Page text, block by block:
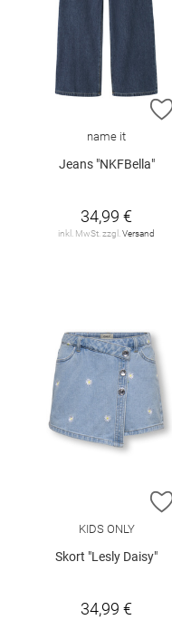
name it
Jeans "NKFBella"
34,99 €
inkl. MwSt. zzgl.Versand
KIDS ONLY
Skort "Lesly Daisy"
34,99 €